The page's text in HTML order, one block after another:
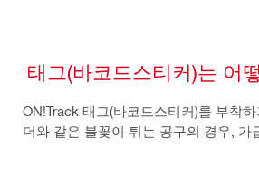
태그(바코드스티커)는 어
ON!Track 태그(바코드스티커)를 부착
더와 같은 불꽃이 튀는 공구의 경우, 가